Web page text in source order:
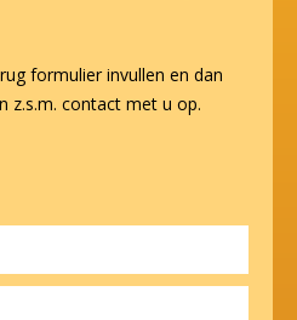
formulier invullen en dan
z.s.m. contact met u op.